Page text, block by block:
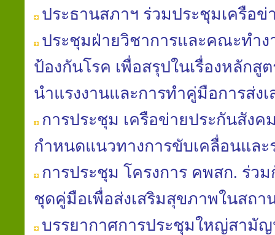
ประธานสภาฯ ร่วมประชุมเครือ
ประชุมฝ่ายวิชาการ​และคณะ​ทำง
ป้องกัน​โรค​ เพื่อสรุปในเรื่องหลัก
นํา​แรงงานและการทำคู่มือ​การส่ง
การประชุม เครือข่ายประกันสัง
กำหนดแนวทางการขับเคลื่อนและ
การประชุม โครงการ คพสก. ร่ว
ชุดคู่มือเพื่อส่งเสริมสุขภาพในสถา
บรรยากาศการประชุมใหญ่สามัญ